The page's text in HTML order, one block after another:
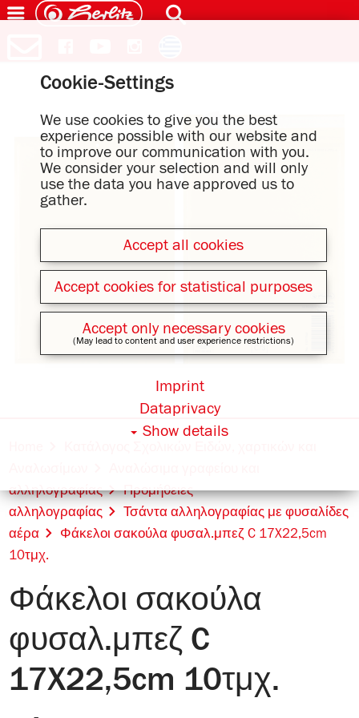
αλληλογραφίας
Προμήθειες
αλληλογραφίας
Τσάντα αλληλογραφίας με φυσαλίδες
αέρα
Φάκελοι σακούλα φυσαλ.μπεζ C 17X22,5cm
10τμχ.
Φάκελοι σακούλα
φυσαλ.μπεζ C
17X22,5cm 10τμχ.
Cookie-Settings
We use cookies to give you the best
experience possible with our website and
to improve our communication with you.
We consider your selection and will only
use the data you have approved us to
gather.
Accept all cookies
Accept cookies for statistical purposes
Accept only necessary cookies
(May lead to content and user experience restrictions)
Show details
Dataprivacy
Imprint